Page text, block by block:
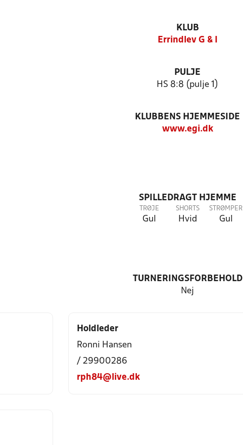
KLUB
Errindlev G & I
PULJE
HS 8:8 (pulje 1)
KLUBBENS HJEMMESIDE
www.egi.dk
SPILLEDRAGT HJEMME
TRØJE
Gul
SHORTS
Hvid
STRØMPER
Gul
TURNERINGSFORBEHOLD
Nej
Holdleder
Ronni Hansen
/ 29900286
rph84@live.dk